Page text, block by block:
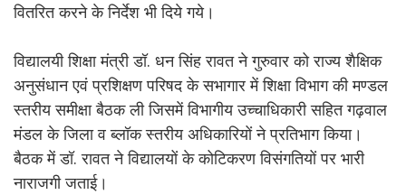
वितरित करने के निर्देश भी दिये गये।
विद्यालयी शिक्षा मंत्री डॉ. धन सिंह रावत ने गुरुवार को राज्य शैक्षिक
अनुसंधान एवं प्रशिक्षण परिषद के सभागार में शिक्षा विभाग की मण्डल
स्तरीय समीक्षा बैठक ली जिसमें विभागीय उच्चाधिकारी सहित गढ़वाल
मंडल के जिला व ब्लॉक स्तरीय अधिकारियों ने प्रतिभाग किया।
बैठक में डॉ. रावत ने विद्यालयों के कोटिकरण विसंगतियों पर भारी
नाराजगी जताई।